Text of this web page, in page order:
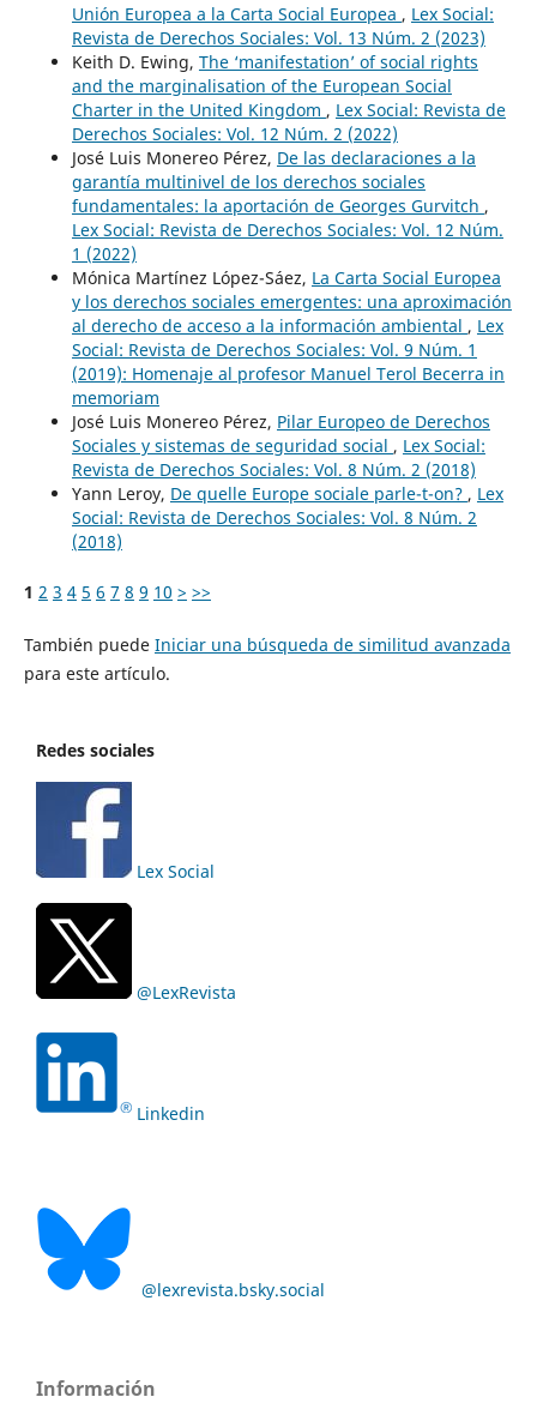
Unión Europea a la Carta Social Europea , Lex Social:
Revista de Derechos Sociales: Vol. 13 Núm. 2 (2023)
Keith D. Ewing, The ‘manifestation’ of social rights
and the marginalisation of the European Social
Charter in the United Kingdom , Lex Social: Revista de
Derechos Sociales: Vol. 12 Núm. 2 (2022)
José Luis Monereo Pérez, De las declaraciones a la
garantía multinivel de los derechos sociales
fundamentales: la aportación de Georges Gurvitch ,
Lex Social: Revista de Derechos Sociales: Vol. 12 Núm.
1 (2022)
Mónica Martínez López-Sáez, La Carta Social Europea
y los derechos sociales emergentes: una aproximación
al derecho de acceso a la información ambiental , Lex
Social: Revista de Derechos Sociales: Vol. 9 Núm. 1
(2019): Homenaje al profesor Manuel Terol Becerra in
memoriam
José Luis Monereo Pérez, Pilar Europeo de Derechos
Sociales y sistemas de seguridad social , Lex Social:
Revista de Derechos Sociales: Vol. 8 Núm. 2 (2018)
Yann Leroy, De quelle Europe sociale parle-t-on? , Lex
Social: Revista de Derechos Sociales: Vol. 8 Núm. 2
(2018)
1 2 3 4 5 6 7 8 9 10 > >>
También puede Iniciar una búsqueda de similitud avanzada
para este artículo.
Redes sociales
Lex Social
@LexRevista
Linkedin
@lexrevista.bsky.social
Información